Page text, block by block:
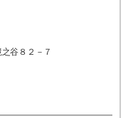
谷８２－７